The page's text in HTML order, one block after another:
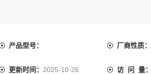
产品型号： 厂商性质：
更新时间： 2025-10-26 访 问 量：